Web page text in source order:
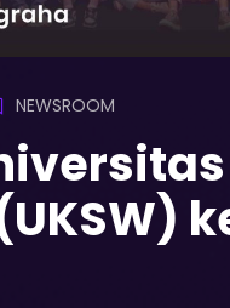
NEWSROOM